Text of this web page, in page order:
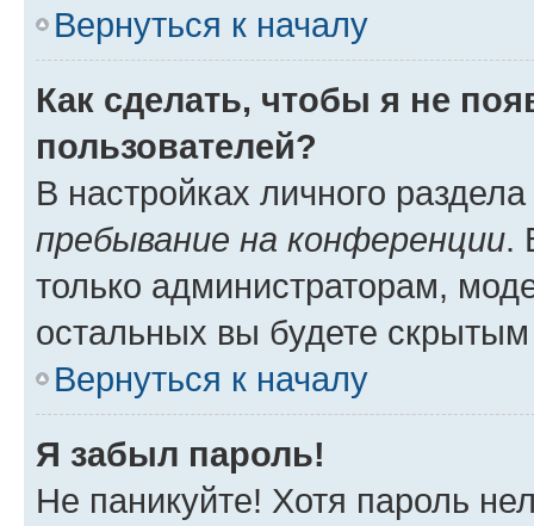
Вернуться к началу
Как сделать, чтобы я не
пользователей?
В настройках личного
пребывание на конференции.
только администраторам,
остальных вы будете
Вернуться к началу
Я забыл пароль!
Не паникуйте! Хотя пароль